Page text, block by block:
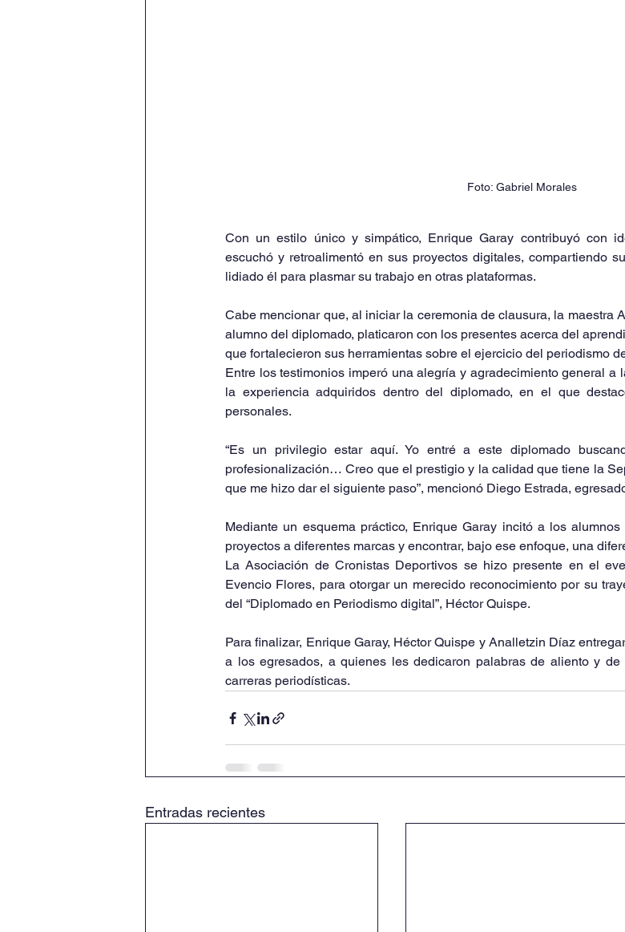
Foto: Gabriel Morales
Con un estilo único y simpático, Enrique Garay contribuyó con
escuchó y retroalimentó en sus proyectos digitales, compartiendo
lidiado él para plasmar su trabajo en otras plataformas.
Cabe mencionar que, al iniciar la ceremonia de clausura, la maestra
alumno del diplomado, platicaron con los presentes acerca del
que fortalecieron sus herramientas sobre el ejercicio del periodismo
Entre los testimonios imperó una alegría y agradecimiento general a
la experiencia adquiridos dentro del diplomado, en el que
personales.
“Es un privilegio estar aquí. Yo entré a este diplomado
profesionalización… Creo que el prestigio y la calidad que tiene la
que me hizo dar el siguiente paso”, mencionó Diego Estrada,
Mediante un esquema práctico, Enrique Garay incitó a los
proyectos a diferentes marcas y encontrar, bajo ese enfoque, una
La Asociación de Cronistas Deportivos se hizo presente en el
Evencio Flores, para otorgar un merecido reconocimiento por su
del “Diplomado en Periodismo digital”, Héctor Quispe.
Para finalizar, Enrique Garay, Héctor Quispe y Analletzin Díaz
a los egresados, a quienes les dedicaron palabras de aliento y
carreras periodísticas.
Entradas recientes